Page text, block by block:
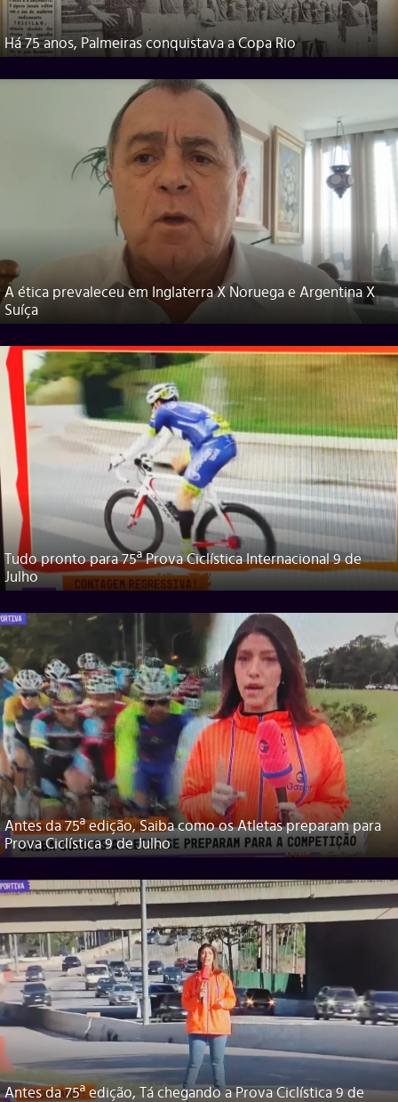
Há 75 anos, Palmeiras conquistava a Copa Rio
A ética prevaleceu em Inglaterra X Noruega e Argentina X
Suíça
Tudo pronto para 75ª Prova Ciclística Internacional 9 de
Julho
Antes da 75ª edição, Saiba como os Atletas preparam para
Prova Ciclística 9 de Julho
Antes da 75ª edição, Tá chegando a Prova Ciclística 9 de